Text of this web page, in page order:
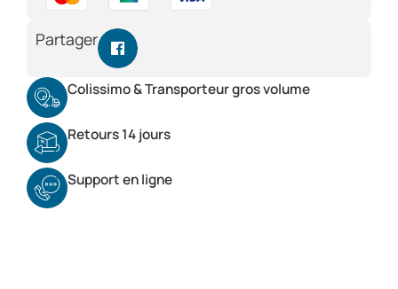
Partager
Colissimo & Transporteur gros volume
Retours 14 jours
Support en ligne